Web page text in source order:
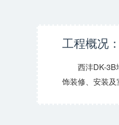
工程概况：
西沣DK-
饰装修、安装及